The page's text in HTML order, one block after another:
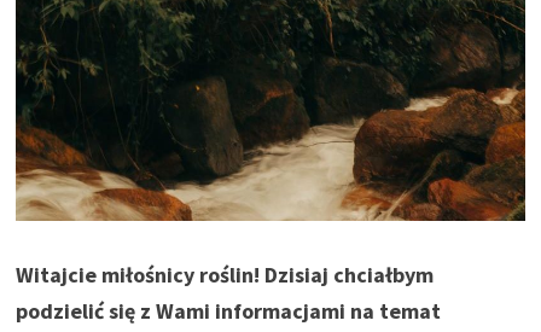
Witajcie miłośnicy roślin! Dzisiaj chciałbym
podzielić się z Wami informacjami na temat